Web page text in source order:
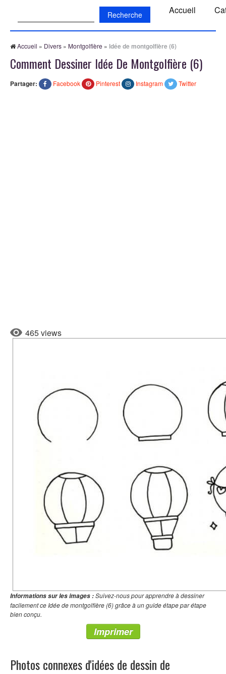
Accueil
Accueil » Divers » Montgolfière » Idée de montgolfière (6)
Comment Dessiner Idée De Montgolfière (6)
Partager: Facebook Pinterest Instagram Twitter
465 views
Informations sur les images :Suivez-nous pour apprendre à dessiner
facilement ce Idée de montgolfière (6) grâce à un guide étape par étape
bien conçu.
Imprimer
Photos connexes d'idées de dessin de